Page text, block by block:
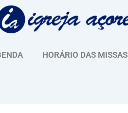
HORÁRIO DAS MISSAS